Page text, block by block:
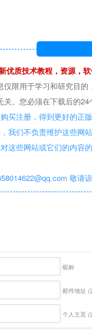
优质技术教程，资源，
限用于学习和研究目
。您必须在下载后的
买注册，得到更好的正版
我们不负责维护这些网
这些网站或它们的内容
敬请谅
昵称
邮件地址 (
个人主页 (